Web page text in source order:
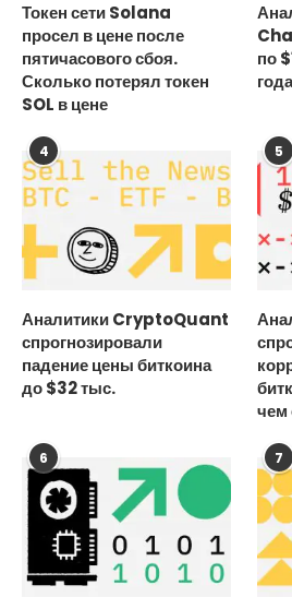
Токен сети Solana
просел в цене после
пятичасового сбоя.
Сколько потерял токен
SOL в цене
по
4
Аналитики CryptoQuant
спрогнозировали
падение цены биткоина
до $32 тыс.
5
чем
6 7